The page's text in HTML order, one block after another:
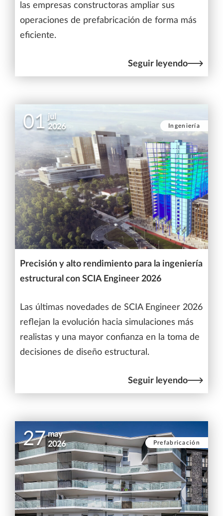
las empresas constructoras ampliar sus
operaciones de prefabricación de forma más
eficiente.
Seguir leyendo
01 jul
2026
Ingeniería
Precisión y alto rendimiento para la ingeniería
estructural con SCIA Engineer 2026
Las últimas novedades de SCIA Engineer 2026
reflejan la evolución hacia simulaciones más
realistas y una mayor confianza en la toma de
decisiones de diseño estructural.
Seguir leyendo
27 may
2026
Prefabricación